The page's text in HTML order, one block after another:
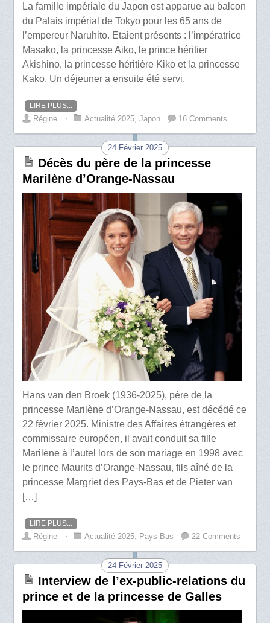
La famille impériale du Japon est apparue au balcon
du Palais impérial de Tokyo pour les 65 ans de
l’empereur Naruhito. Etaient présents : l’impératrice
Masako, la princesse Aiko, le prince héritier
Akishino, la princesse héritière Kiko et la princesse
Kako. Un déjeuner a ensuite été servi.
LIRE PLUS...
Régine ⋅ Actualité 2025,Japon 16 Comments
24 Février 2025
Décès du père de la princesse
Marilène d’Orange-Nassau
Hans van den Broek (1936-2025), père de la
princesse Marilène d’Orange-Nassau, est décédé ce
22 février 2025. Ministre des Affaires étrangères et
commissaire européen, il avait conduit sa fille
Marilène à l’autel lors de son mariage en 1998 avec
le prince Maurits d’Orange-Nassau, fils aîné de la
princesse Margriet des Pays-Bas et de Pieter van
[…]
LIRE PLUS...
Régine ⋅ Actualité 2025 Pays-Bas 22 Comments
24 Février 2025
Interview de l’ex-public-relations du
prince et de la princesse de Galles